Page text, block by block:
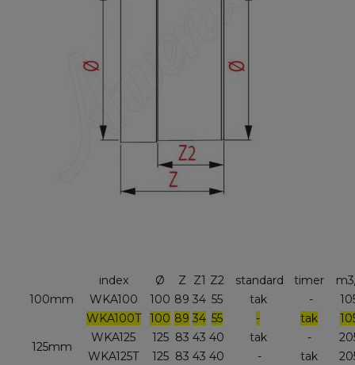
100mm
index Ø Z Z1 Z2 standard timer
WKA100
100 89 34 55 tak -
WKA100T
100 89 34 55 - tak
125mm
WKA125 125 83 43 40 tak -
WKA125T
125 83 43 40 - tak